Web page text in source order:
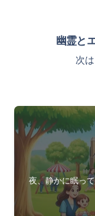
幽霊と
次
夜、静かに眠っ